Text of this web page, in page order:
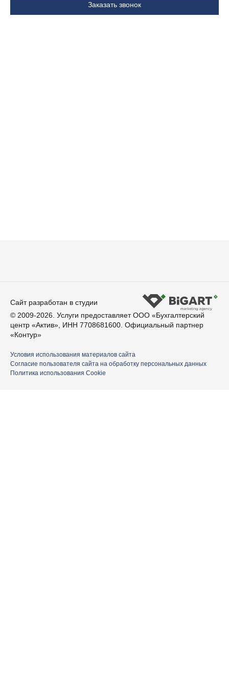
Заказать звонок
© 2009-2026. Услуги предоставляет ООО «Бухгалтерский
центр «Актив», ИНН 7708681600. Официальный партнер
«Контур»
Сайт разработан в студии
Условия использования материалов сайта
Согласие пользователя сайта на обработку персональных данных
Политика использования Cookie